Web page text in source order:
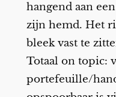
hangend aan
zijn hemd. Het
bleek vast te
Totaal on topic:
portefeuille/